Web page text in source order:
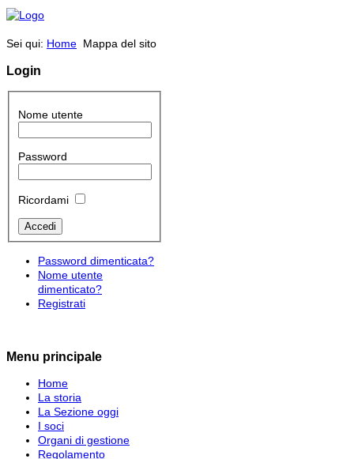
Sei qui: Home Mappa del sito
Login
Nome utente
Password
Ricordami
Password dimenticata?
Nome utente
dimenticato?
Registrati
Menu principale
Home
La storia
La Sezione oggi
I soci
Organi di gestione
Regolamento